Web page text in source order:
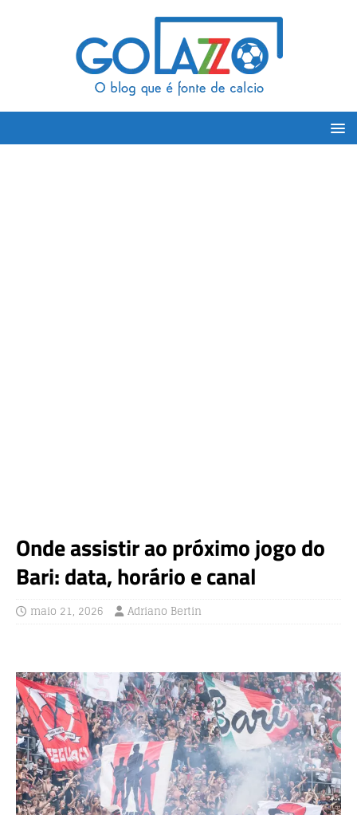
Onde assistir ao próximo jogo do
Bari: data, horário e canal
maio 21, 2026 Adriano Bertin